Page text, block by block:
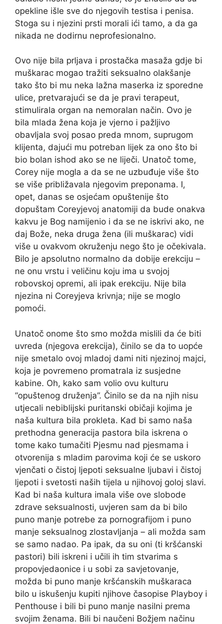
opekline išle sve do njegovih testisa i penisa.
Stoga su i njezini prsti morali ići tamo, a da ga
nikada ne dodirnu neprofesionalno.
Ovo nije bila prljava i prostačka masaža gdje bi
muškarac mogao tražiti seksualno olakšanje
tako što bi mu neka lažna maserka iz sporedne
ulice, pretvarajući se da je pravi terapeut,
stimulirala organ na nemoralan način. Ovo je
bila mlada žena koja je vjerno i pažljivo
obavljala svoj posao preda mnom, suprugom
klijenta, dajući mu potreban lijek za ono što bi
bio bolan ishod ako se ne liječi. Unatoč tome,
Corey nije mogla a da se ne uzbuđuje više što
se više približavala njegovim preponama. I,
opet, danas se osjećam opuštenije što
dopuštam Coreyjevoj anatomiji da bude onakva
kakvu je Bog namijenio i da se ne iskrivi ako, ne
daj Bože, neka druga žena (ili muškarac) vidi
više u ovakvom okruženju nego što je očekivala.
Bilo je apsolutno normalno da dobije erekciju –
ne onu vrstu i veličinu koju ima u svojoj
robovskoj opremi, ali ipak erekciju. Nije bila
njezina ni Coreyjeva krivnja; nije se moglo
pomoći.
Unatoč onome što smo možda mislili da će biti
uvreda (njegova erekcija), činilo se da to uopće
nije smetalo ovoj mladoj dami niti njezinoj majci,
koja je povremeno promatrala iz susjedne
kabine. Oh, kako sam volio ovu kulturu
“opuštenog druženja”. Činilo se da na njih nisu
utjecali nebiblijski puritanski običaji kojima je
naša kultura bila prokleta. Kad bi samo naša
prethodna generacija pastora bila iskrena o
tome kako tumačiti Pjesmu nad pjesmama i
otvorenija s mladim parovima koji će se uskoro
vjenčati o čistoj ljepoti seksualne ljubavi i čistoj
ljepoti i svetosti naših tijela u njihovoj goloj slavi.
Kad bi naša kultura imala više ove slobode
zdrave seksualnosti, uvjeren sam da bi bilo
puno manje potrebe za pornografijom i puno
manje seksualnog zlostavljanja – ali možda sam
se samo nadao. Pa ipak, da su oni (ti kršćanski
pastori) bili iskreni i učili ih tim stvarima s
propovjedaonice i u sobi za savjetovanje,
možda bi puno manje kršćanskih muškaraca
bilo u iskušenju kupiti njihove časopise Playboy i
Penthouse i bili bi puno manje nasilni prema
svojim ženama. Bili bi naučeni Božjem načinu